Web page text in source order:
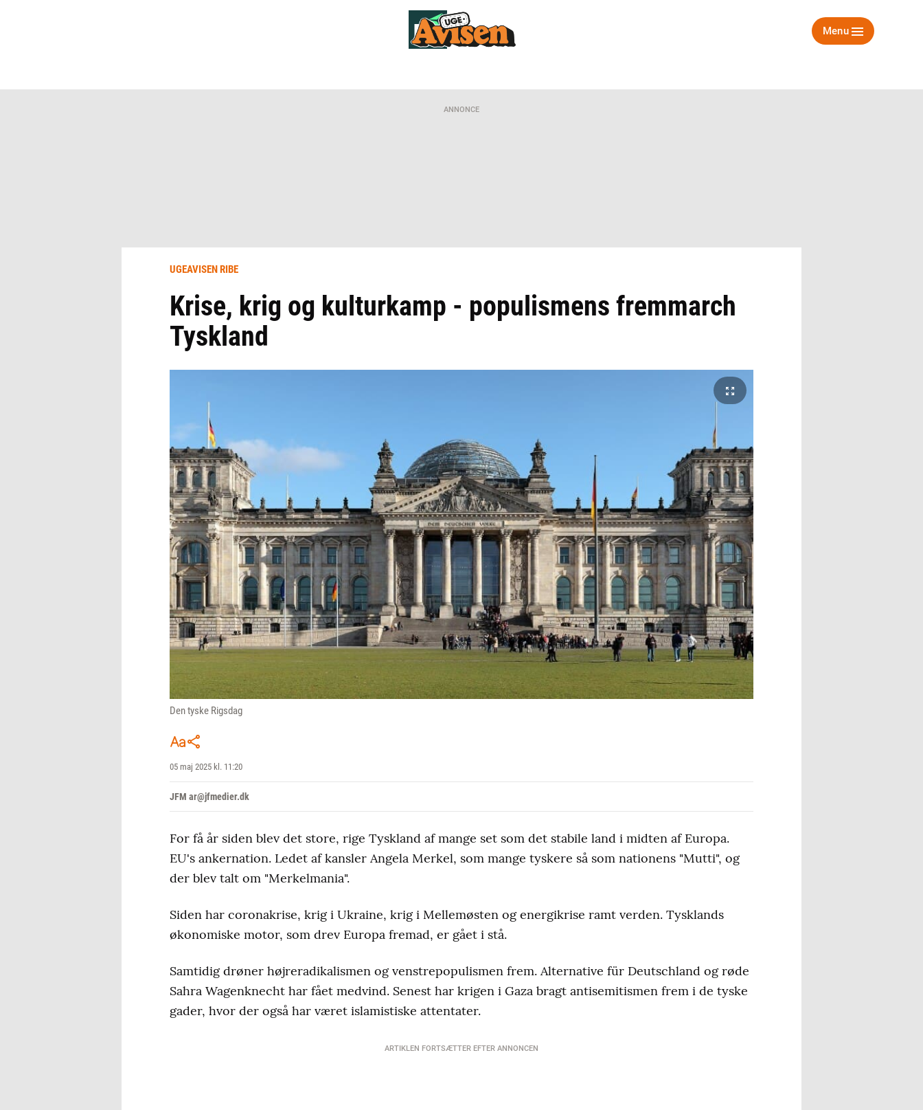
Menu
ANNONCE
UGEAVISEN RIBE
Krise, krig og kulturkamp - populismens fremmarch
Tyskland
Den tyske Rigsdag
05 maj 2025 kl. 11:20
JFM ar@jfmedier.dk
For få år siden blev det store, rige Tyskland af mange set som det stabile land i midten af Europa.
EU's ankernation. Ledet af kansler Angela Merkel, som mange tyskere så som nationens "Mutti", og
der blev talt om "Merkelmania".
Siden har coronakrise, krig i Ukraine, krig i Mellemøsten og energikrise ramt verden. Tysklands
økonomiske motor, som drev Europa fremad, er gået i stå.
Samtidig drøner højreradikalismen og venstrepopulismen frem. Alternative für Deutschland og røde
Sahra Wagenknecht har fået medvind. Senest har krigen i Gaza bragt antisemitismen frem i de tyske
gader, hvor der også har været islamistiske attentater.
ARTIKLEN FORTSÆTTER EFTER ANNONCEN